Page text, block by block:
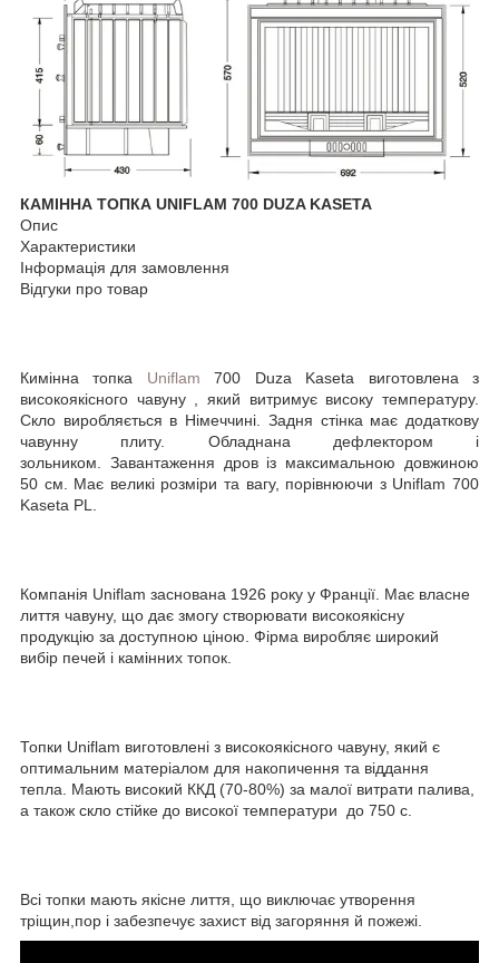
КАМІННА ТОПКА UNIFLAM 700 DUZA KASETA
Опис
Характеристики
Інформація для замовлення
Відгуки про товар
Кимінна топка Uniflam 700 Duza Kaseta виготовлена з
високоякісного чавуну , який витримує високу температуру.
Скло виробляється в Німеччині. Задня стінка має додаткову
чавунну плиту. Обладнана дефлектором і
зольником. Завантаження дров із максимальною довжиною
50 см. Має великі розміри та вагу, порівнюючи з Uniflam 700
Kaseta PL.
Компанія Uniflam заснована 1926 року у Франції. Має власне
лиття чавуну, що дає змогу створювати високоякісну
продукцію за доступною ціною. Фірма виробляє широкий
вибір печей і камінних топок.
Топки Uniflam виготовлені з високоякісного чавуну, який є
оптимальним матеріалом для накопичення та віддання
тепла. Мають високий ККД (70-80%) за малої витрати палива,
а також скло стійке до високої температури до 750 c.
Всі топки мають якісне лиття, що виключає утворення
тріщин,пор і забезпечує захист від загоряння й пожежі.